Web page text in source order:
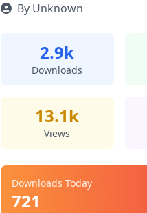
By Unknown
2.9k
Downloads
13.1k
Views
Downloads Today
721